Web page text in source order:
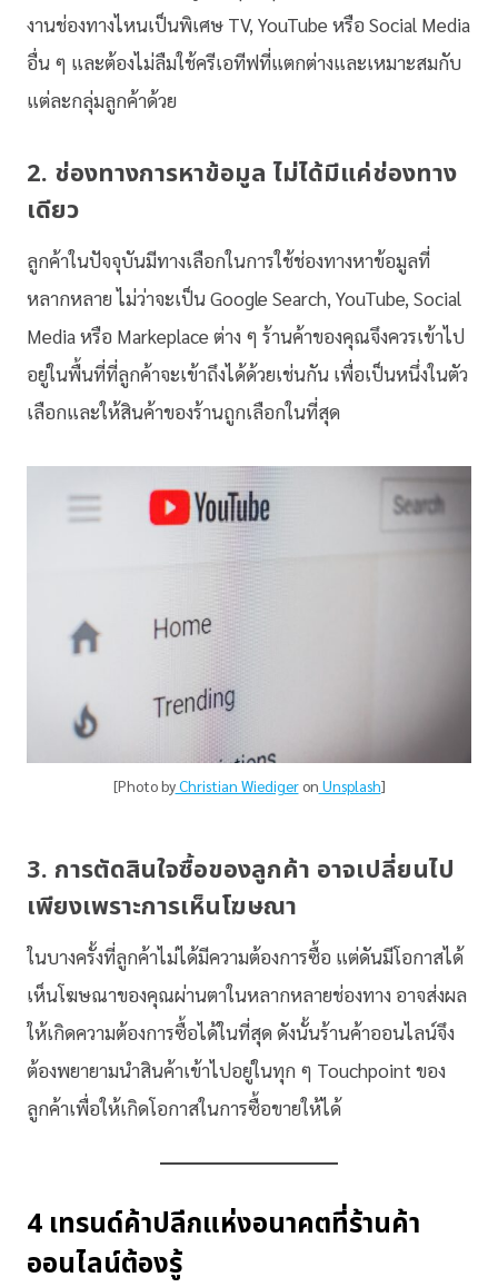
งานช่องทางไหนเป็นพิเศษ TV, YouTube หรือ Social Media
อื่น ๆ และต้องไม่ลืมใช้ครีเอทีฟที่แตกต่างและเหมาะสมกับ
แต่ละกลุ่มลูกค้าด้วย
2. ช่องทางการหาข้อมูล ไม่ได้มีแค่ช่องทาง
เดียว
ลูกค้าในปัจจุบันมีทางเลือกในการใช้ช่องทางหาข้อมูลที่
หลากหลาย ไม่ว่าจะเป็น Google Search, YouTube, Social
Media หรือ Markeplace ต่าง ๆ ร้านค้าของคุณจึงควรเข้าไป
อยู่ในพื้นที่ที่ลูกค้าจะเข้าถึงได้ด้วยเช่นกัน เพื่อเป็นหนึ่งในตัว
เลือกและให้สินค้าของร้านถูกเลือกในที่สุด
[Photo byChristian Wiedigeron Unsplash]
3. การตัดสินใจซื้อของลูกค้า อาจเปลี่ยนไป
เพียงเพราะการเห็นโฆษณา
ในบางครั้งที่ลูกค้าไม่ได้มีความต้องการซื้อ แต่ดันมีโอกาสได้
เห็นโฆษณาของคุณผ่านตาในหลากหลายช่องทาง อาจส่งผล
ให้เกิดความต้องการซื้อได้ในที่สุด ดังนั้นร้านค้าออนไลน์จึง
ต้องพยายามนำสินค้าเข้าไปอยู่ในทุก ๆ Touchpoint ของ
ลูกค้าเพื่อให้เกิดโอกาสในการซื้อขายให้ได้
4 เทรนด์ค้าปลีกแห่งอนาคตที่ร้านค้า
ออนไลน์ต้องรู้